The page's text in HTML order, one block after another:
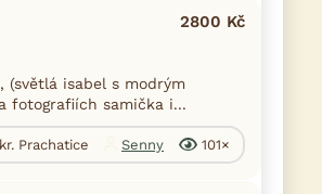
2800 Kč
isabel s modrým
fotografiích samička i...
Prachatice Senny 101×